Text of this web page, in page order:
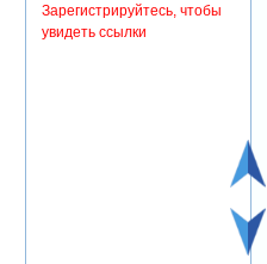
Зарегистрируйтесь, чтобы
увидеть ссылки